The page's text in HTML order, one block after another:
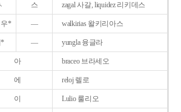
스 zagal 사갈, liquidez 리키데스
우* ― walkirias 왈키리아스
* ― yungla 융글라
아 braceo 브라세오
에 reloj 렐로
이 Lulio 룰리오